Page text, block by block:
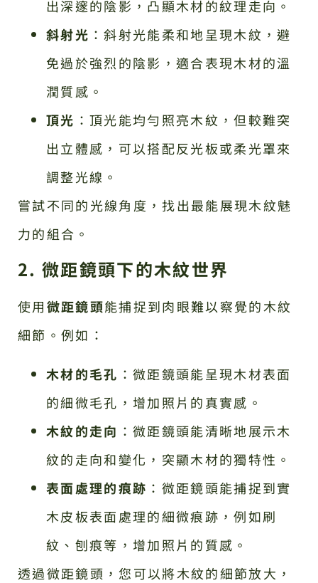
出深邃的陰影，凸顯木材的紋理走向。
斜射光 ：斜射光能柔和地呈現木紋，避
免過於強烈的陰影，適合表現木材的溫
潤質感。
頂光 ：頂光能均勻照亮木紋，但較難突
出立體感，可以搭配反光板或柔光罩來
調整光線。
嘗試不同的光線角度，找出最能展現木紋魅
力的組合。
2. 微距鏡頭下的木紋世界
使用微距鏡頭能捕捉到肉眼難以察覺的木紋
細節。例如：
木材的毛孔 ：微距鏡頭能呈現木材表面
的細微毛孔，增加照片的真實感。
木紋的走向 ：微距鏡頭能清晰地展示木
紋的走向和變化，突顯木材的獨特性。
表面處理的痕跡 ：微距鏡頭能捕捉到實
木皮板表面處理的細微痕跡，例如刷
紋、刨痕等，增加照片的質感。
透過微距鏡頭，您可以將木紋的細節放大，